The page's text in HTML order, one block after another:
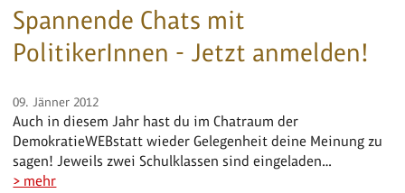
Spannende Chats mit
PolitikerInnen - Jetzt anmelden!
09. Jänner 2012
Auch in diesem Jahr hast du im Chatraum der
DemokratieWEBstatt wieder Gelegenheit deine Meinung zu
sagen! Jeweils zwei Schulklassen sind eingeladen…
> mehr